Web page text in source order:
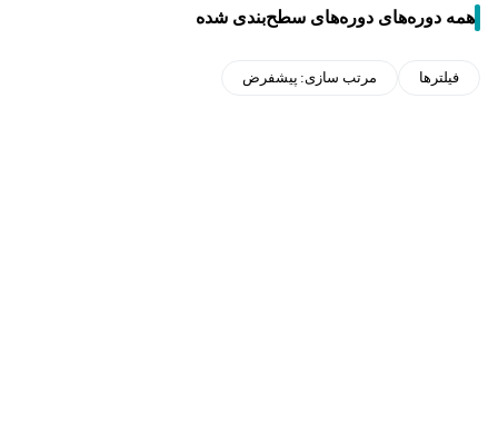
همه دوره‌های دوره‌های سطح‌بندی شده
فیلترها مرتب سازی: پیشفرض